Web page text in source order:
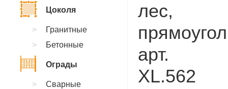
лес,
арт.
XL.562
Цоколя
Гранитные
Бетонные
Ограды
Сварные